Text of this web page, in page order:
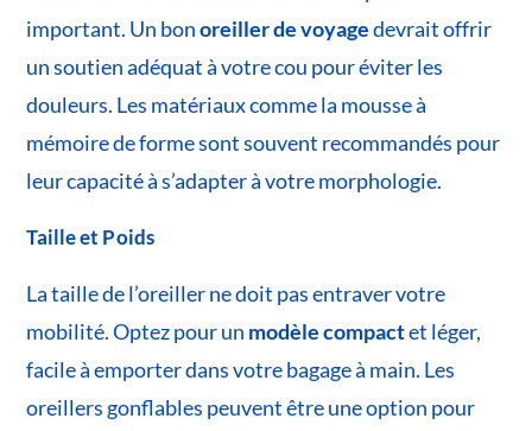
important. Un bonoreiller de voyagedevrait offrir
un soutien adéquat à votre cou pour éviter les
douleurs. Les matériaux comme la mousse à
mémoire de forme sont souvent recommandés pour
leur capacité à s’adapter à votre morphologie.
Taille et Poids
La taille de l’oreiller ne doit pas entraver votre
mobilité. Optez pour un modèle compactet léger,
facile à emporter dans votre bagage à main. Les
oreillers gonflables peuvent être une option pour